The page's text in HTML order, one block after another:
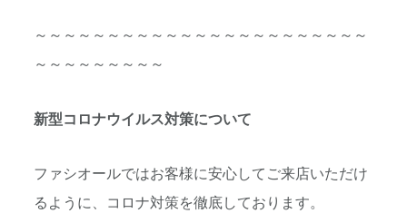
～～～～～～～～～～～～～～～～～～～～～～～
～～～～～～～～～
新型コロナウイルス対策について
ファシオールではお客様に安心してご来店いただけ
るように、
コロナ対策を徹底しております。